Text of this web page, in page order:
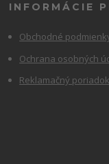
INFORMÁCIE
Obchodné
Ochrana osobných
Reklamačný poriadok